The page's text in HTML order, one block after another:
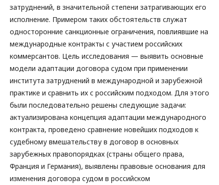
затруднений, в значительной степени затрагивающих его
исполнение. Примером таких обстоятельств служат
односторонние санкционные ограничения, повлиявшие на
международные контракты с участием российских
коммерсантов. Цель исследования — выявить основные
модели адаптации договора судом при применении
института затруднений в международной и зарубежной
практике и сравнить их с российским подходом. Для этого
были последовательно решены следующие задачи:
актуализирована концепция адаптации международного
контракта, проведено сравнение новейших подходов к
судебному вмешательству в договор в основных
зарубежных правопорядках (страны общего права,
Франция и Германия), выявлены правовые основания для
изменения договора судом в российском